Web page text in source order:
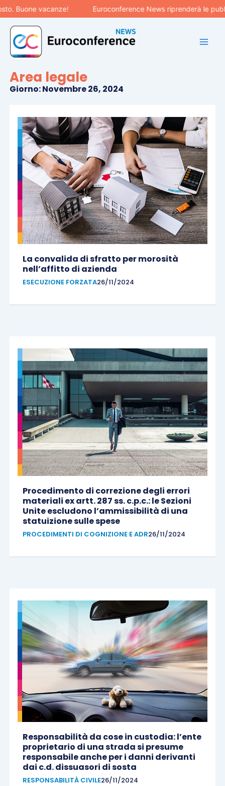
Vai
al
contenuto
vacanze! Euroconference News riprenderà le
Area legale
Giorno: Novembre 26, 2024
La convalida di sfratto per morosità
nell’affitto di azienda
ESECUZIONE FORZATA26/11/2024
Procedimento di correzione degli errori
materiali ex artt. 287 ss. c.p.c.: le Sezioni
Unite escludono l’ammissibilità di una
statuizione sulle spese
PROCEDIMENTI DI COGNIZIONE E ADR26/11/2024
Responsabilità da cose in custodia: l’ente
proprietario di una strada si presume
responsabile anche per i danni derivanti
dai c.d. dissuasori di sosta
RESPONSABILITÀ CIVILE26/11/2024